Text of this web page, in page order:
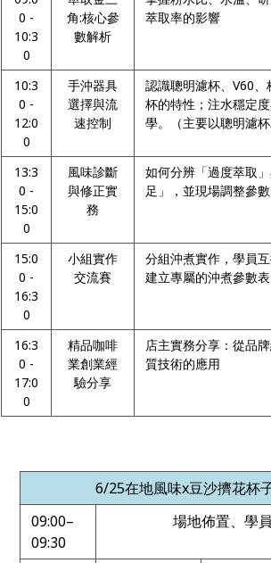
0 -
10:3
0
角:核心參
數解析
萃取率的影響
10:3
0 -
12:0
0
手沖器具
選擇與流
速控制
認識聰明濾杯、V60
杯的特性；注水穩定
學。（主要以聰明濾杯
13:3
0 -
15:0
0
風味診斷
與修正實
務
如何分辨「過度萃取
足」，並現場調整參數
15:0
0 -
16:3
0
小組實作
交流賽
分組沖煮實作，學員
建立專屬的沖煮參數表
16:3
0 -
17:0
0
精品咖啡
業創業經
驗分享
店主實務分享：從品
質技術的應用
6/25在地風味x豆沙擠花杯
09:00–
09:30
場地佈置、學